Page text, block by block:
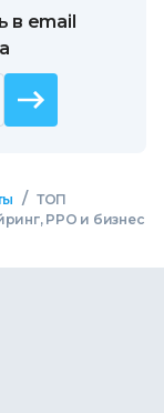
в email
/ ТОП
РРО и бизнес